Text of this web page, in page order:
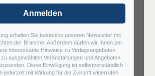
Anmelden
erhalten Sie kostenlos unseren Newsletter mit
der Branche. Außerdem dürfen wir Ihnen per
interessante Hinweise zu Verlagsangeboten,
ausgewählten Veranstaltungen und Angeboten
Diese Einwilligung ist selbstverständlich
jederzeit mit Wirkung für die Zukunft widerrufen